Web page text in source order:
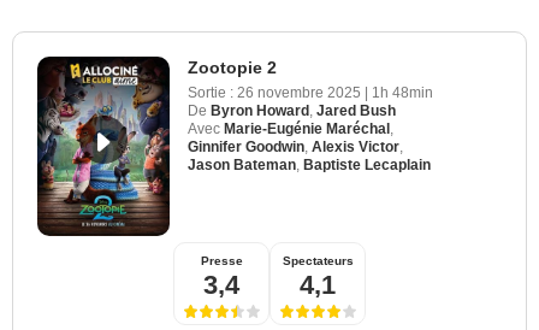
Zootopie 2
Sortie : 26 novembre 2025 | 1h 48min
De Byron Howard Jared Bush
Avec Marie-Eugénie Maréchal
Ginnifer Goodwin Alexis Victor
Jason Bateman Baptiste Lecaplain
Presse
3,4
Spectateurs
4,1